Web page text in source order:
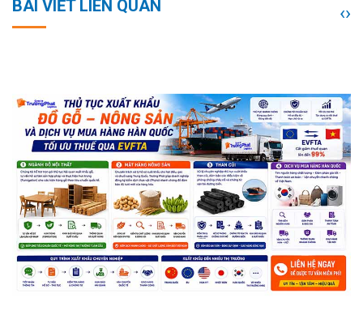
BÀI VIẾT LIÊN QUAN ‹›